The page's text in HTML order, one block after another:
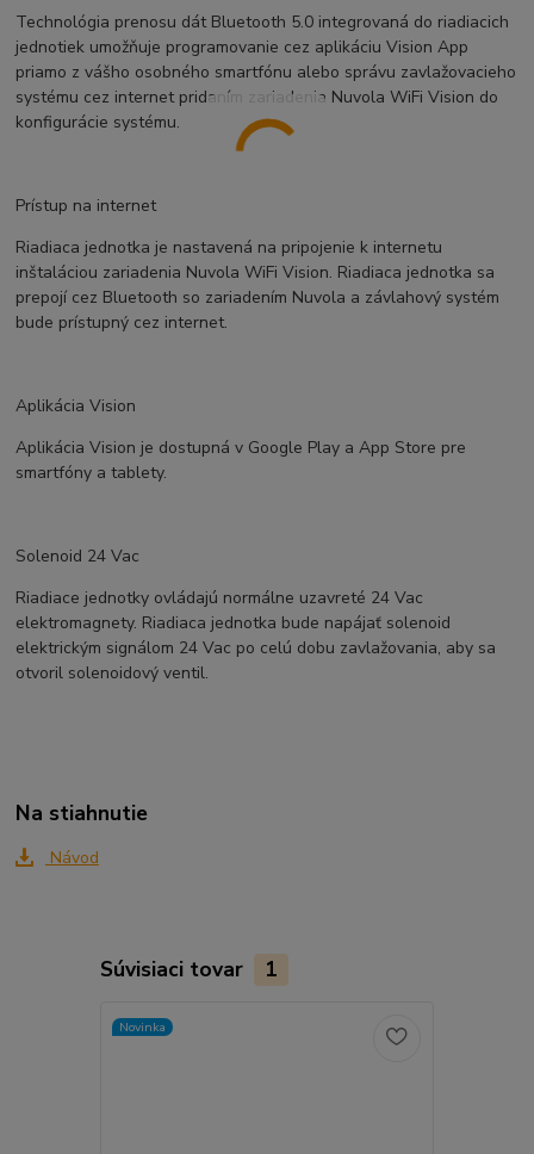
Technológia prenosu dát Bluetooth 5.0 integrovaná do riadiacich
jednotiek umožňuje programovanie cez aplikáciu Vision App
priamo z vášho osobného smartfónu alebo správu zavlažovacieho
systému cez internet pridaním zariadenia Nuvola WiFi Vision do
konfigurácie systému.
Prístup na internet
Riadiaca jednotka je nastavená na pripojenie k internetu
inštaláciou zariadenia Nuvola WiFi Vision. Riadiaca jednotka sa
prepojí cez Bluetooth so zariadením Nuvola a závlahový systém
bude prístupný cez internet.
Aplikácia Vision
Aplikácia Vision je dostupná v Google Play a App Store pre
smartfóny a tablety.
Solenoid 24 Vac
Riadiace jednotky ovládajú normálne uzavreté 24 Vac
elektromagnety. Riadiaca jednotka bude napájať solenoid
elektrickým signálom 24 Vac po celú dobu zavlažovania, aby sa
otvoril solenoidový ventil.
Na stiahnutie
Návod
Súvisiaci tovar 1
Novinka